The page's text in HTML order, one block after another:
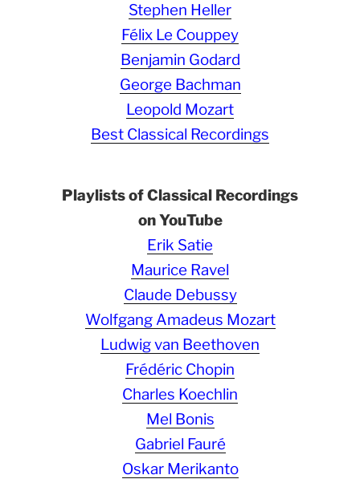
Stephen Heller
Félix Le Couppey
Benjamin Godard
George Bachman
Leopold Mozart
Best Classical Recordings
Playlists of Classical Recordings
on YouTube
Erik Satie
Maurice Ravel
Claude Debussy
Wolfgang Amadeus Mozart
Ludwig van Beethoven
Frédéric Chopin
Charles Koechlin
Mel Bonis
Gabriel Fauré
Oskar Merikanto